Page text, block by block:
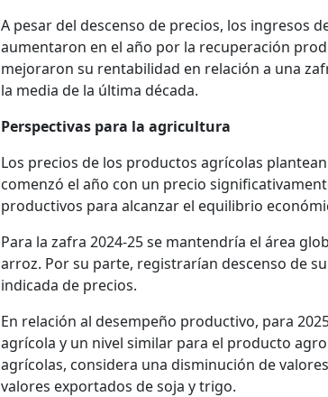
A pesar del descenso de precios, los ingresos
aumentaron en el año por la recuperación
mejoraron su rentabilidad en relación a una
la media de la última década.
Perspectivas para la agricultura
Los precios de los productos agrícolas
comenzó el año con un precio
productivos para alcanzar el equilibrio
Para la zafra 2024-25 se mantendría el área
arroz. Por su parte, registrarían descenso de
indicada de precios.
En relación al desempeño productivo, para
agrícola y un nivel similar para el producto
agrícolas, considera una disminución de
valores exportados de soja y trigo.